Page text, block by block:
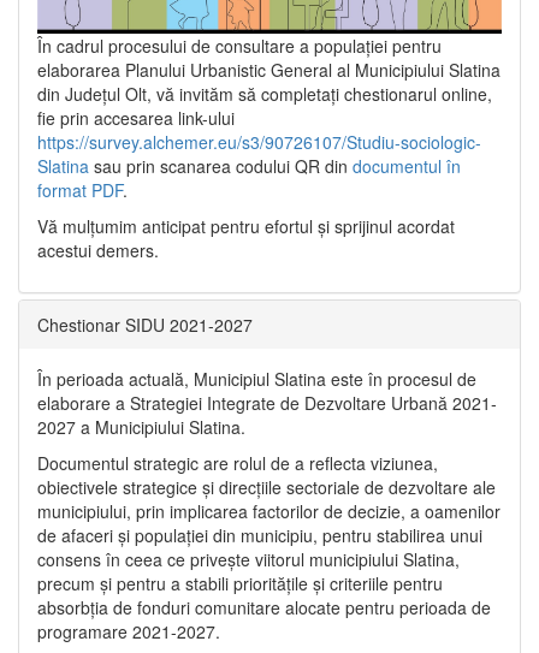
În cadrul procesului de consultare a populaţiei pentru
elaborarea Planului Urbanistic General al Municipiului Slatina
din Județul Olt, vă invităm să completați chestionarul online,
fie prin accesarea link-ului
https://survey.alchemer.eu/s3/90726107/Studiu-sociologic-
Slatina sau prin scanarea codului QR din documentul în
format PDF.
Vă mulţumim anticipat pentru efortul şi sprijinul acordat
acestui demers.
Chestionar SIDU 2021-2027
În perioada actuală, Municipiul Slatina este în procesul de
elaborare a Strategiei Integrate de Dezvoltare Urbană 2021‐
2027 a Municipiului Slatina.
Documentul strategic are rolul de a reflecta viziunea,
obiectivele strategice și direcțiile sectoriale de dezvoltare ale
municipiului, prin implicarea factorilor de decizie, a oamenilor
de afaceri și populației din municipiu, pentru stabilirea unui
consens în ceea ce privește viitorul municipiului Slatina,
precum și pentru a stabili prioritățile și criteriile pentru
absorbția de fonduri comunitare alocate pentru perioada de
programare 2021-2027.